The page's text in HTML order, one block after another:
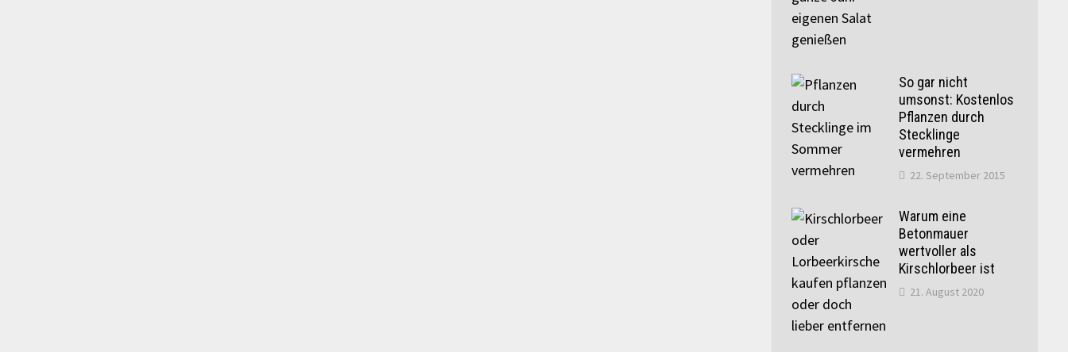
So gar nicht
umsonst: Kostenlos
Pflanzen durch
Stecklinge
vermehren
22. September 2015
Warum eine
Betonmauer
wertvoller als
Kirschlorbeer ist
21. August 2020